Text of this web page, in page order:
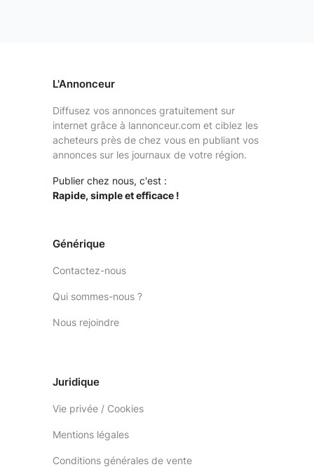
L'Annonceur
Diffusez vos annonces gratuitement sur
internet grâce à lannonceur.com et ciblez les
acheteurs près de chez vous en publiant vos
annonces sur les journaux de votre région.
Publier chez nous, c'est :
Rapide, simple et efficace !
Générique
Contactez-nous
Qui sommes-nous ?
Nous rejoindre
Juridique
Vie privée / Cookies
Mentions légales
Conditions générales de vente